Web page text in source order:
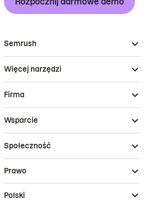
Semrush
Więcej narzędzi
Firma
Wsparcie
Społeczność
Prawo
Polski